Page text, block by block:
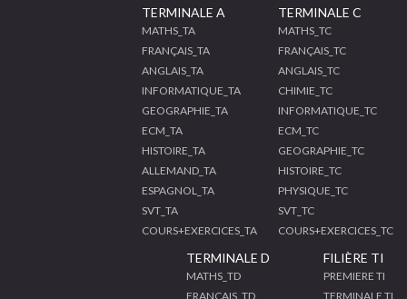
TERMINALE A
MATHS_TA
FRANÇAIS_TA
ANGLAIS_TA
INFORMATIQUE_TA
GEOGRAPHIE_TA
ECM_TA
HISTOIRE_TA
ALLEMAND_TA
ESPAGNOL_TA
SVT_TA
COURS+EXERCICES_TA
TERMINALE C
MATHS_TC
FRANÇAIS_TC
ANGLAIS_TC
CHIMIE_TC
INFORMATIQUE_TC
ECM_TC
GEOGRAPHIE_TC
HISTOIRE_TC
PHYSIQUE_TC
SVT_TC
COURS+EXERCICES_TC
TERMINALE D
MATHS_TD
FRANÇAIS_TD
FILIÈRE TI
PREMIERE TI
TERMINALE TI